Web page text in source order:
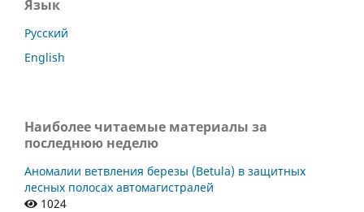
Язык
Русский
English
Наиболее читаемые материалы за
последнюю неделю
Аномалии ветвления березы (Betula) в защитных
лесных полосах автомагистралей
1024